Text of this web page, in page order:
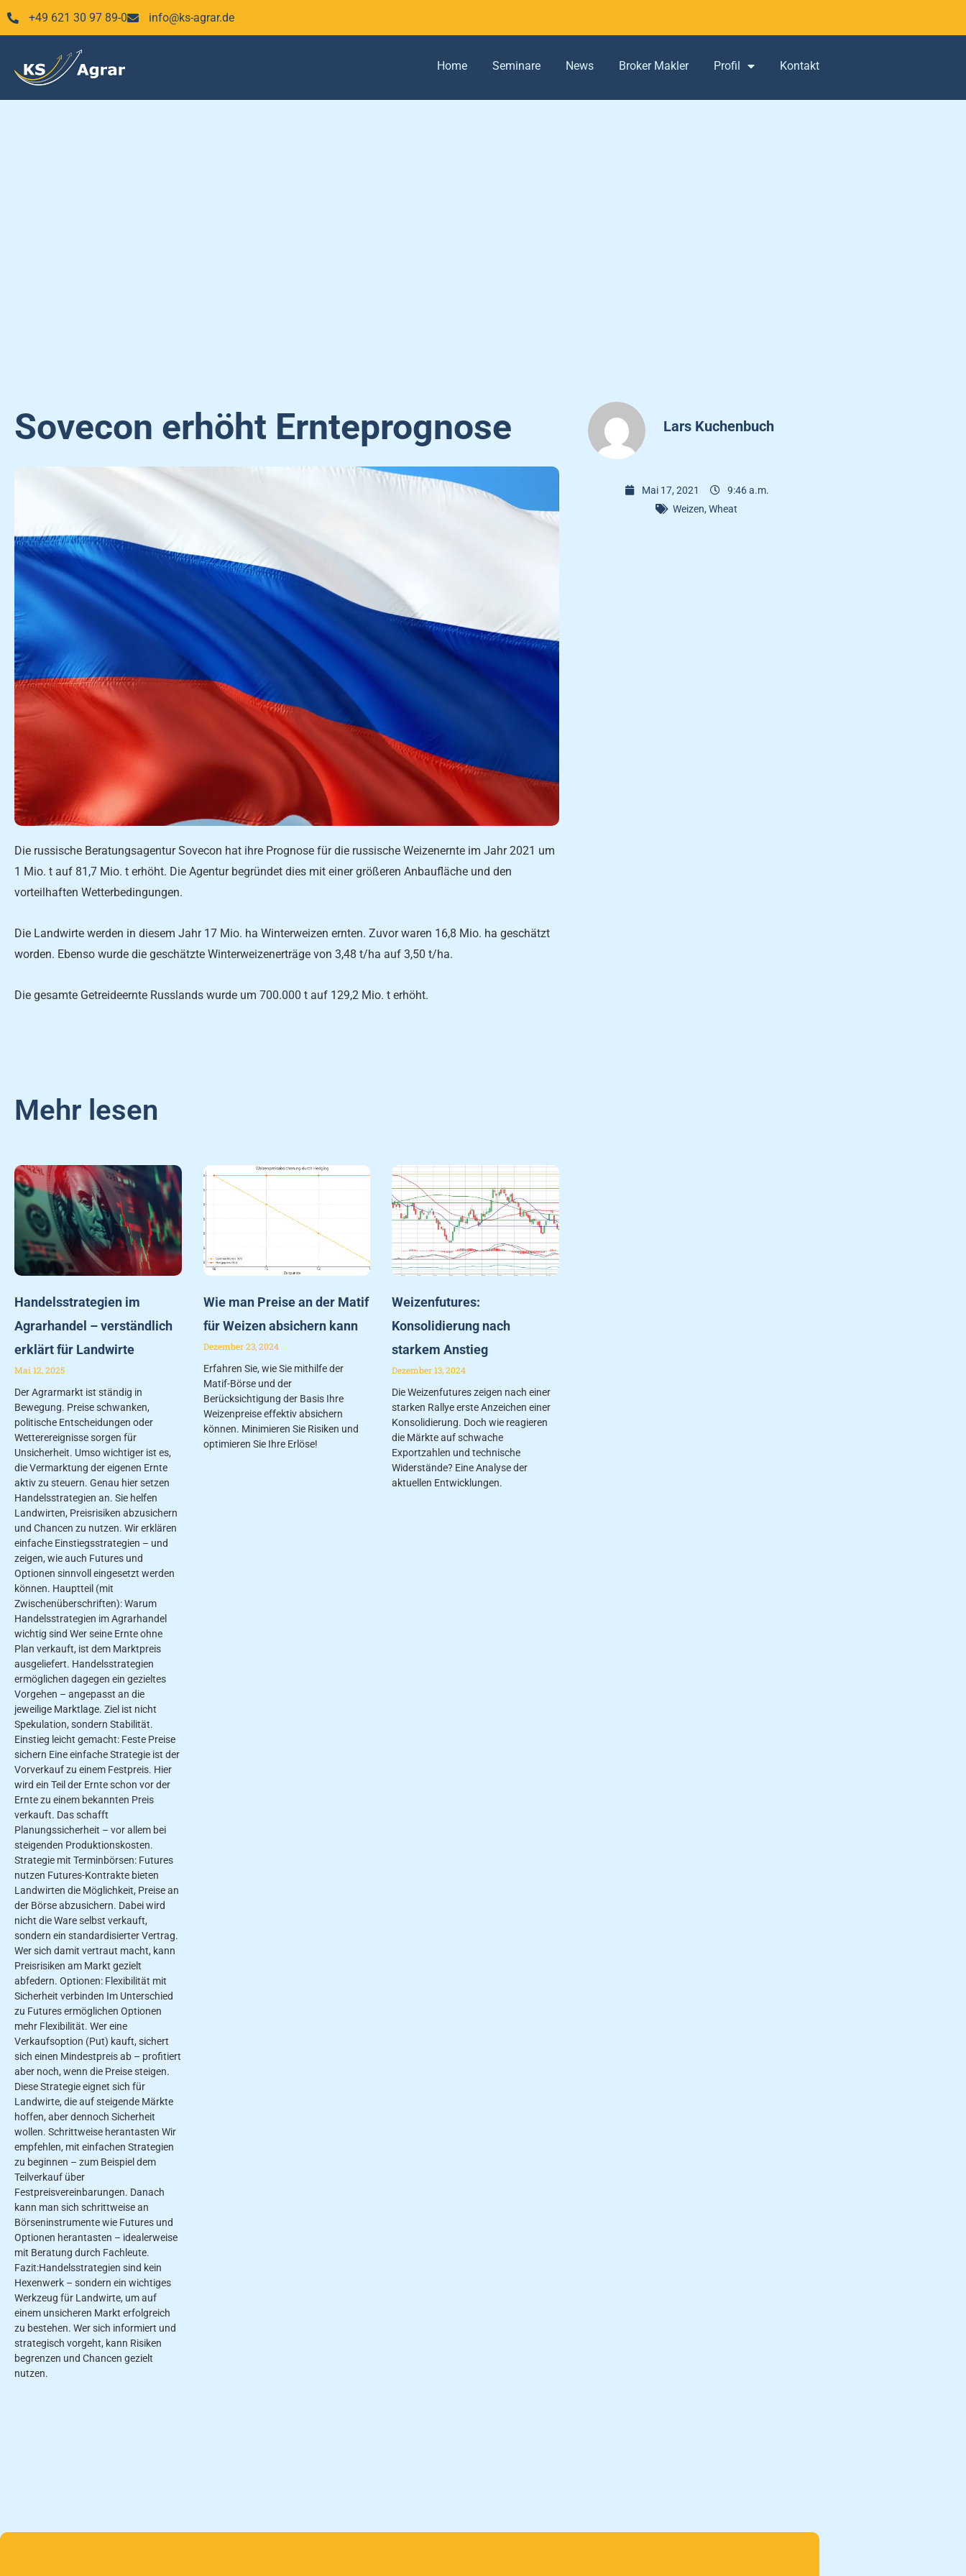
Zum
Inhalt
+49 621 30 97 89-0 info@ks-agrar.de
Home Seminare News Broker Makler Profil Kontakt
Sovecon erhöht Ernteprognose
Die russische Beratungsagentur Sovecon hat ihre Prognose für die russische Weizenernte im Jahr 2021 um
1 Mio. t auf 81,7 Mio. t erhöht. Die Agentur begründet dies mit einer größeren Anbaufläche und den
vorteilhaften Wetterbedingungen.
Die Landwirte werden in diesem Jahr 17 Mio. ha Winterweizen ernten. Zuvor waren 16,8 Mio. ha geschätzt
worden. Ebenso wurde die geschätzte Winterweizenerträge von 3,48 t/ha auf 3,50 t/ha.
Die gesamte Getreideernte Russlands wurde um 700.000 t auf 129,2 Mio. t erhöht.
Mehr lesen
Handelsstrategien im
Agrarhandel – verständlich
erklärt für Landwirte
Mai 12, 2025
Der Agrarmarkt ist ständig in
Bewegung. Preise schwanken,
politische Entscheidungen oder
Wetterereignisse sorgen für
Unsicherheit. Umso wichtiger ist es,
die Vermarktung der eigenen Ernte
aktiv zu steuern. Genau hier setzen
Handelsstrategien an. Sie helfen
Landwirten, Preisrisiken abzusichern
und Chancen zu nutzen. Wir erklären
einfache Einstiegsstrategien – und
zeigen, wie auch Futures und
Optionen sinnvoll eingesetzt werden
können. Hauptteil (mit
Zwischenüberschriften): Warum
Handelsstrategien im Agrarhandel
wichtig sind Wer seine Ernte ohne
Plan verkauft, ist dem Marktpreis
ausgeliefert. Handelsstrategien
ermöglichen dagegen ein gezieltes
Vorgehen – angepasst an die
jeweilige Marktlage. Ziel ist nicht
Spekulation, sondern Stabilität.
Einstieg leicht gemacht: Feste Preise
sichern Eine einfache Strategie ist der
Vorverkauf zu einem Festpreis. Hier
wird ein Teil der Ernte schon vor der
Ernte zu einem bekannten Preis
verkauft. Das schafft
Planungssicherheit – vor allem bei
steigenden Produktionskosten.
Strategie mit Terminbörsen: Futures
nutzen Futures-Kontrakte bieten
Landwirten die Möglichkeit, Preise an
der Börse abzusichern. Dabei wird
nicht die Ware selbst verkauft,
sondern ein standardisierter Vertrag.
Wer sich damit vertraut macht, kann
Preisrisiken am Markt gezielt
abfedern. Optionen: Flexibilität mit
Sicherheit verbinden Im Unterschied
zu Futures ermöglichen Optionen
mehr Flexibilität. Wer eine
Verkaufsoption (Put) kauft, sichert
sich einen Mindestpreis ab – profitiert
aber noch, wenn die Preise steigen.
Diese Strategie eignet sich für
Landwirte, die auf steigende Märkte
hoffen, aber dennoch Sicherheit
wollen. Schrittweise herantasten Wir
empfehlen, mit einfachen Strategien
zu beginnen – zum Beispiel dem
Teilverkauf über
Festpreisvereinbarungen. Danach
kann man sich schrittweise an
Börseninstrumente wie Futures und
Optionen herantasten – idealerweise
mit Beratung durch Fachleute.
Fazit:Handelsstrategien sind kein
Hexenwerk – sondern ein wichtiges
Werkzeug für Landwirte, um auf
einem unsicheren Markt erfolgreich
zu bestehen. Wer sich informiert und
strategisch vorgeht, kann Risiken
begrenzen und Chancen gezielt
nutzen.
Wie man Preise an der Matif
für Weizen absichern kann
Dezember 23, 2024
Erfahren Sie, wie Sie mithilfe der
Matif-Börse und der
Berücksichtigung der Basis Ihre
Weizenpreise effektiv absichern
können. Minimieren Sie Risiken und
optimieren Sie Ihre Erlöse!
Weizenfutures:
Konsolidierung nach
starkem Anstieg
Dezember 13, 2024
Die Weizenfutures zeigen nach einer
starken Rallye erste Anzeichen einer
Konsolidierung. Doch wie reagieren
die Märkte auf schwache
Exportzahlen und technische
Widerstände? Eine Analyse der
aktuellen Entwicklungen.
Lars Kuchenbuch
Mai 17, 2021
9:46 a.m.
Weizen, Wheat